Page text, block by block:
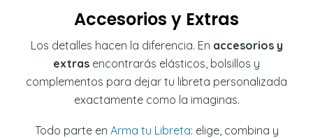
Accesorios y Extras
Los detalles hacen la diferencia. En accesorios y
extras encontrarás elásticos, bolsillos y
complementos para dejar tu libreta personalizada
exactamente como la imaginas.
Todo parte en Arma tu Libreta: elige, combina y